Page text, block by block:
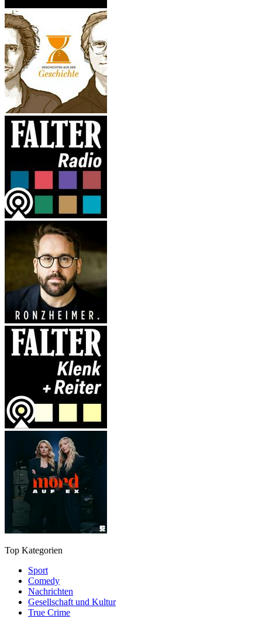
Top Kategorien
Sport
Comedy
Nachrichten
Gesellschaft und Kultur
True Crime